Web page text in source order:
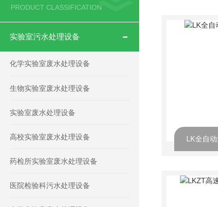
PRODUCT CLASSIFICATION
实验室污水处理设备
化学实验室废水处理设备
生物实验室废水处理设备
实验室废水处理设备
高校实验室废水处理设备
药检所实验室废水处理设备
医院检验科污水处理设备
LK全自